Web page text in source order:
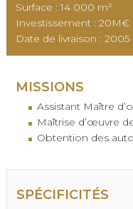
Surface : 14 000 m²
Investissement : 20M€
Date de livraison : 2005
MISSIONS
Assistant Maître
Maîtrise d’œuvre
Obtention des
SPÉCIFICITÉS